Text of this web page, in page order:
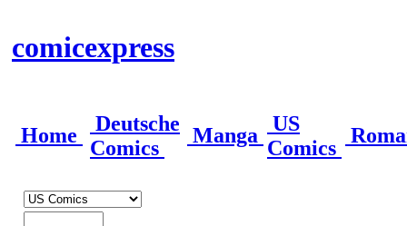
comicexpress
Home
Deutsche
Comics
Manga
US
Comics